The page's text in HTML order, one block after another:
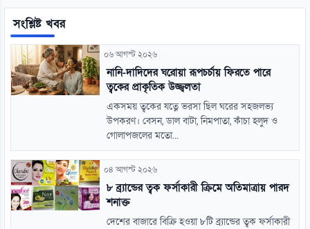
সংশ্লিষ্ট খবর
০৬ আগস্ট ২০২৬
নানি-দাদিদের ঘরোয়া রূপচর্চায় ফিরতে পারে
ত্বকের প্রাকৃতিক উজ্জ্বলতা
একসময় ত্বকের যত্নে ভরসা ছিল ঘরের সহজলভ্য
উপকরণ। বেসন, ডাল বাটা, নিমপাতা, কাঁচা হলুদ ও
গোলাপজলের মতো...
০৪ আগস্ট ২০২৬
৮ ব্র্যান্ডের ত্বক ফর্সাকারী ক্রিমে অতিমাত্রায় পারদ
শনাক্ত
দেশের বাজারে বিক্রি হওয়া ৮টি ব্র্যান্ডের ত্বক ফর্সাকারী